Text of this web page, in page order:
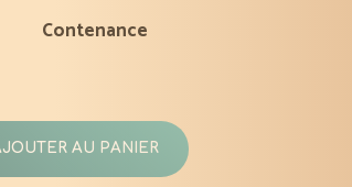
Contenance
AU PANIER